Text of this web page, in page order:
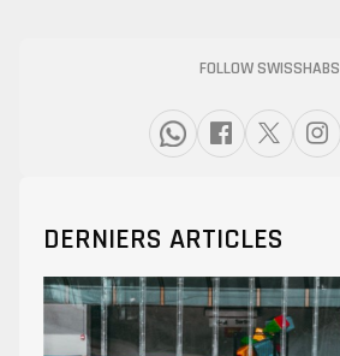
FOLLOW SWISSHABS
DERNIERS ARTICLES